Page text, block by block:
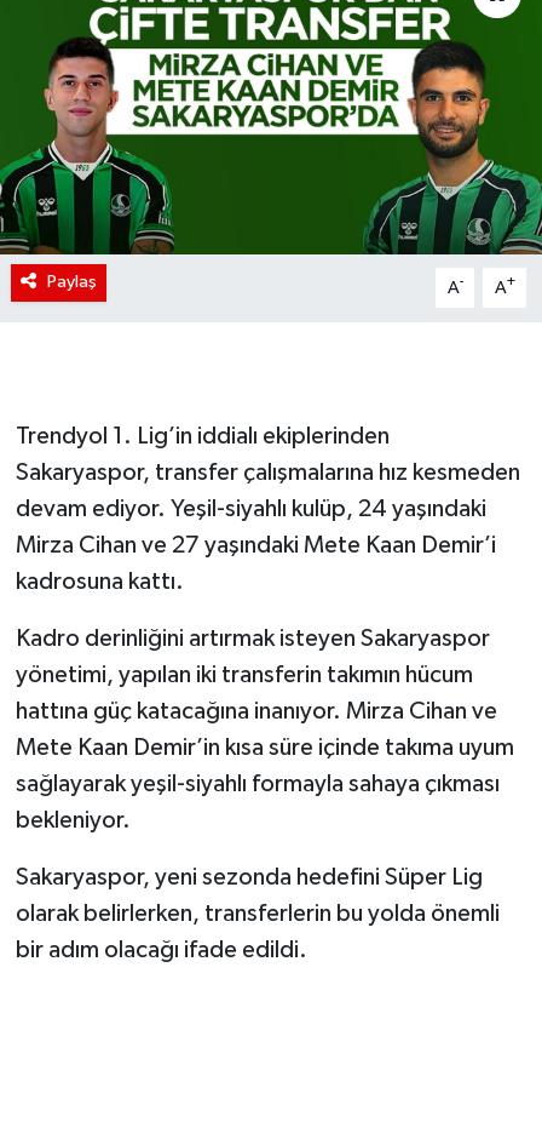
Paylaş A- A+
Trendyol 1. Lig’in iddialı ekiplerinden
Sakaryaspor, transfer çalışmalarına hız kesmeden
devam ediyor. Yeşil-siyahlı kulüp, 24 yaşındaki
Mirza Cihan ve 27 yaşındaki Mete Kaan Demir’i
kadrosuna kattı.
Kadro derinliğini artırmak isteyen Sakaryaspor
yönetimi, yapılan iki transferin takımın hücum
hattına güç katacağına inanıyor. Mirza Cihan ve
Mete Kaan Demir’in kısa süre içinde takıma uyum
sağlayarak yeşil-siyahlı formayla sahaya çıkması
bekleniyor.
Sakaryaspor, yeni sezonda hedefini Süper Lig
olarak belirlerken, transferlerin bu yolda önemli
bir adım olacağı ifade edildi.